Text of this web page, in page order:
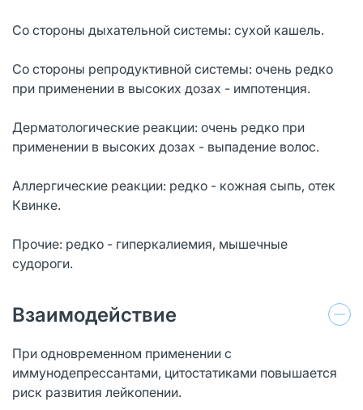
Со стороны дыхательной системы: сухой кашель.
Со стороны репродуктивной системы: очень редко
при применении в высоких дозах - импотенция.
Дерматологические реакции: очень редко при
применении в высоких дозах - выпадение волос.
Аллергические реакции: редко - кожная сыпь, отек
Квинке.
Прочие: редко - гиперкалиемия, мышечные
судороги.
Взаимодействие
При одновременном применении с
иммунодепрессантами, цитостатиками повышается
риск развития лейкопении.